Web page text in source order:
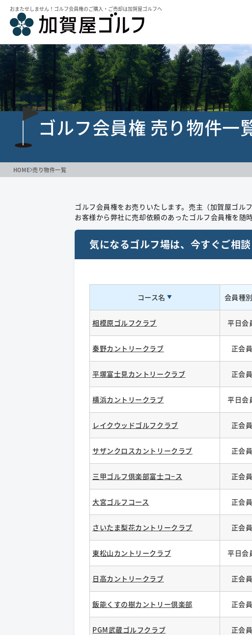
おまたせしません！ゴルフ会員権のご購⼊・ご売却は加賀屋ゴルフへ
ゴルフ会員権 売り物件一
HOME 売り物件一覧
ゴルフ会員権をお売りいたします。売主（加賀屋ゴル
お客様から弊社に売却依頼のあったゴルフ会員権を随
気になるゴルフ場は​、今すぐご相談
コース名 会員種別
相模原ゴルフクラブ 平日会
秦野カントリークラブ 正会員
平塚富士見カントリークラブ 正会員
横浜カントリークラブ 平日会
レイクウッドゴルフクラブ 正会員
サザンクロスカントリークラブ 正会員
三甲ゴルフ倶楽部富士コ−ス 正会員
大宮ゴルフコース 正会員
さいたま梨花カントリークラブ 正会員
東松山カントリークラブ 平日会
日高カントリークラブ 正会員
飯能くすの樹カントリー倶楽部 正会員
PGM武蔵ゴルフクラブ 正会員